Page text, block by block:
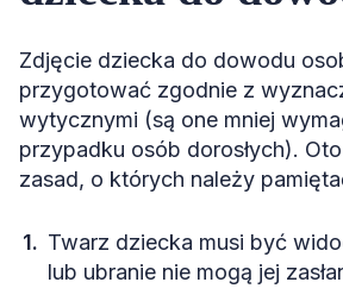
Zdjęcie dziecka do dowodu
przygotować zgodnie z
wytycznymi (są one mniej
przypadku osób dorosłych).
zasad, o których należy
Twarz dziecka musi być
lub ubranie nie mogą jej